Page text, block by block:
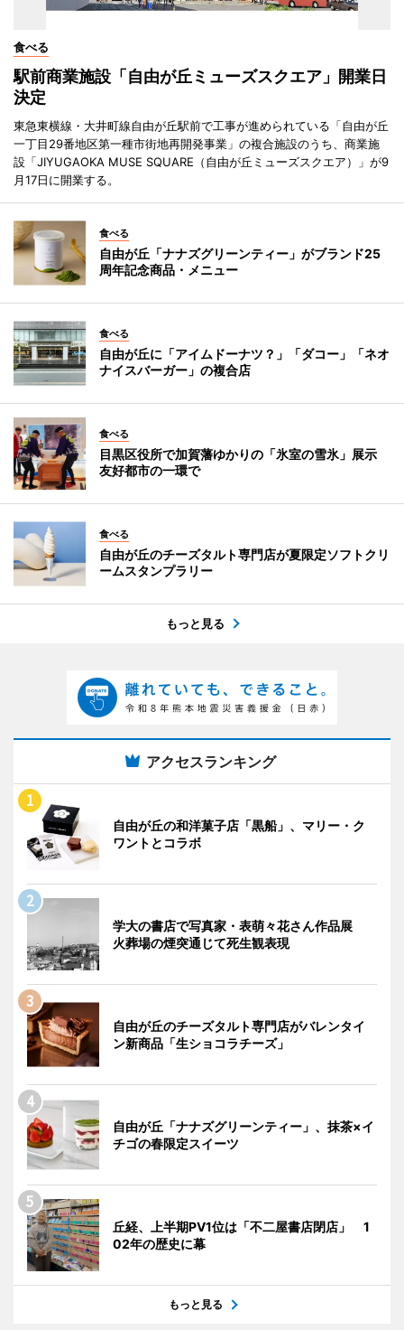
食べる
駅前商業施設「自由が丘ミューズスクエア」開業日
決定
東急東横線・大井町線自由が丘駅前で工事が進められている「自由が丘
一丁目29番地区第一種市街地再開発事業」の複合施設のうち、商業施
設「JIYUGAOKA MUSE SQUARE（自由が丘ミューズスクエア）」が9
月17日に開業する。
食べる
自由が丘「ナナズグリーンティー」がブランド25
周年記念商品・メニュー
食べる
自由が丘に「アイムドーナツ？」「ダコー」「ネオ
ナイスバーガー」の複合店
食べる
目黒区役所で加賀藩ゆかりの「氷室の雪氷」展示
友好都市の一環で
食べる
自由が丘のチーズタルト専門店が夏限定ソフトクリ
ームスタンプラリー
もっと見る
アクセスランキング
自由が丘の和洋菓子店「黒船」、マリー・ク
ワントとコラボ
学大の書店で写真家・表萌々花さん作品展
火葬場の煙突通じて死生観表現
自由が丘のチーズタルト専門店がバレンタイ
ン新商品「生ショコラチーズ」
自由が丘「ナナズグリーンティー」、抹茶×イ
チゴの春限定スイーツ
丘経、上半期PV1位は「不二屋書店閉店」 1
02年の歴史に幕
もっと見る